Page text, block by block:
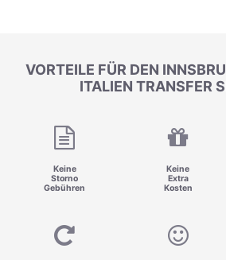
VORTEILE FÜR DEN
ITALIEN TRANSFER
Keine
Storno
Gebühren
Keine
Extra
Kosten